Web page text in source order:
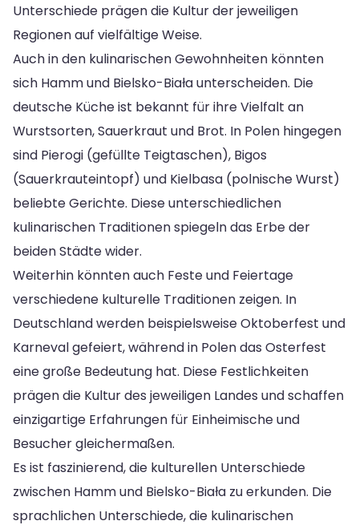
Unterschiede prägen die Kultur der jeweiligen
Regionen auf vielfältige Weise.
Auch in den kulinarischen Gewohnheiten könnten
sich Hamm und Bielsko-Biała unterscheiden. Die
deutsche Küche ist bekannt für ihre Vielfalt an
Wurstsorten, Sauerkraut und Brot. In Polen hingegen
sind Pierogi (gefüllte Teigtaschen), Bigos
(Sauerkrauteintopf) und Kielbasa (polnische Wurst)
beliebte Gerichte. Diese unterschiedlichen
kulinarischen Traditionen spiegeln das Erbe der
beiden Städte wider.
Weiterhin könnten auch Feste und Feiertage
verschiedene kulturelle Traditionen zeigen. In
Deutschland werden beispielsweise Oktoberfest und
Karneval gefeiert, während in Polen das Osterfest
eine große Bedeutung hat. Diese Festlichkeiten
prägen die Kultur des jeweiligen Landes und schaffen
einzigartige Erfahrungen für Einheimische und
Besucher gleichermaßen.
Es ist faszinierend, die kulturellen Unterschiede
zwischen Hamm und Bielsko-Biała zu erkunden. Die
sprachlichen Unterschiede, die kulinarischen